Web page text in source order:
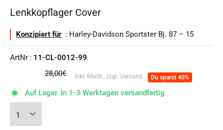
Lenkkopflager Cover
Konzipiert für : Harley-Davidson Sportster Bj. 87 – 15
ArtNr : 11-CL-0012-99
Normalpreis
28,00€ inkl. MwSt., zzgl. Versand Du sparst 40%
Auf Lager. In 1-3 Werktagen versandfertig